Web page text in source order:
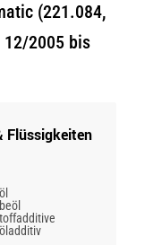
(221.084,
12/2005 bis
Flüssigkeiten